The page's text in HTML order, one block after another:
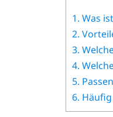
1. Was
2.
3.
4.
5.
6.